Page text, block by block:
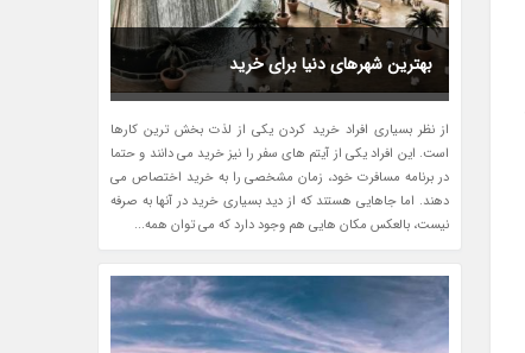
بهترین شهرهای دنیا برای خرید
از نظر بسیاری افراد خرید کردن یکی از لذت بخش ترین کارها
است. این افراد یکی از آیتم های سفر را نیز خرید می دانند و حتما
در برنامه مسافرت خود، زمان مشخصی را به خرید اختصاص می
دهند. اما جاهایی هستند که از دید بسیاری خرید در آنها به صرفه
نیست، بالعکس مکان هایی هم وجود دارد که می توان همه...